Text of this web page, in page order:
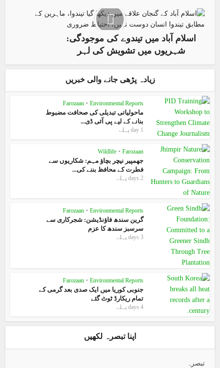
اسلام آباد میں تیندوے کی موجودگی:
شہریوں میں تشویش کی لہر
زیادہ پڑھی جانے والی خبریں
Environmental Reports
•
Farozaan
ماحولیاتی تبدیلی کی صحافت مضبوط
بنانے کے لیے پی آئی ڈی...
1 day پہلے
Farozaan
•
Wildlife
جھمپیر نیچر بچاؤ مہم: شکاریوں سے
فطرت کے محافظ بننے کی...
2 days پہلے
Environmental Reports
•
Farozaan
گرین سندھ فاؤنڈیشن: شجرکاری سے
سرسبز سندھ کا عزم
3 days پہلے
Environmental Reports
•
Farozaan
جنوبی کوریا میں ایک صدی بعد گرمی کے
تمام ریکارڈ ٹوٹ گئے
4 days پہلے
اپنا تبصرہ لکھیں
تبصرہ